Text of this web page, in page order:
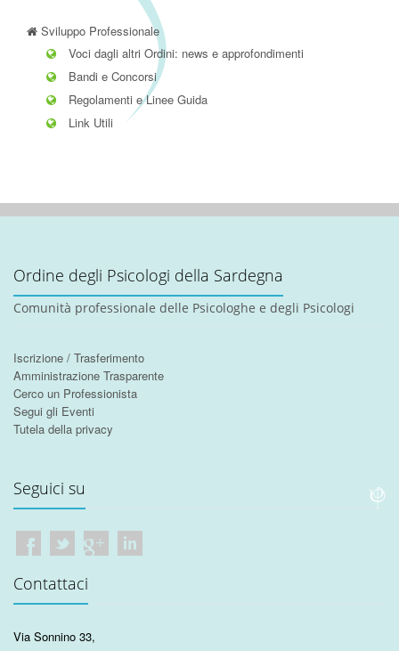
Sviluppo Professionale
Voci dagli altri Ordini: news e approfondimenti
Bandi e Concorsi
Regolamenti e Linee Guida
Link Utili
Ordine degli Psicologi della Sardegna
Comunità professionale delle Psicologhe e degli Psicologi
Iscrizione / Trasferimento
Amministrazione Trasparente
Cerco un Professionista
Segui gli Eventi
Tutela della privacy
Seguici su
Contattaci
Via Sonnino 33,